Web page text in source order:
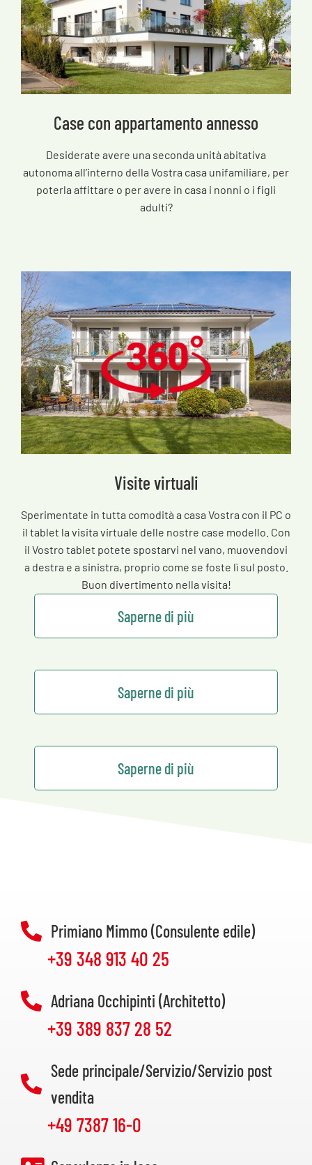
Case con appartamento annesso
Desiderate avere una seconda unità abitativa
autonoma all’interno della Vostra casa unifamiliare, per
poterla affittare o per avere in casa i nonni o i figli
adulti?
Visite virtuali
Sperimentate in tutta comodità a casa Vostra con il PC o
il tablet la visita virtuale delle nostre case modello. Con
il Vostro tablet potete spostarvi nel vano, muovendovi
a destra e a sinistra, proprio come se foste lì sul posto.
Buon divertimento nella visita!
Saperne di più
Saperne di più
Saperne di più
Primiano Mimmo (Consulente edile)
+39 348 913 40 25
Adriana Occhipinti (Architetto)
+39 389 837 28 52
Sede principale/Servizio/Servizio post
vendita
+49 7387 16-0